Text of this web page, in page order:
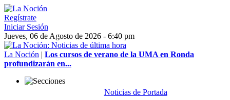
Regístrate
Iniciar Sesión
Jueves, 06 de Agosto de 2026 - 6:40 pm
La Noción | Los cursos de verano de la UMA en Ronda
profundizarán en...
Noticias de Portada